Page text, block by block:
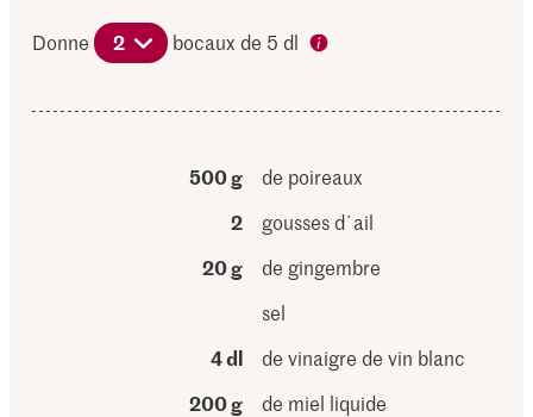
Donne 2 bocaux de 5 dl
500 g
de poireaux
2
gousses d´ail
20 g
de gingembre
sel
4 dl
de vinaigre de vin blanc
200 g
de miel liquide